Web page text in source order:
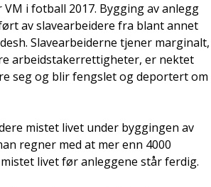
VM i fotball 2017. Bygging av anlegg
av slavearbeidere fra blant annet
Slavearbeiderne tjener marginalt,
arbeidstakerrettigheter, er nektet
seg og blir fengslet og deportert om
mistet livet under byggingen av
regner med at mer enn 4000
livet før anleggene står ferdig.